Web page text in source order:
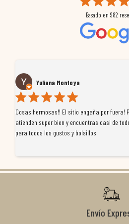
Basado en 982
Yuliana Montoya
Cosas hermosas!! El sitio engaña por fuera!
atienden super bien y encuentras casi de
para todos los gustos y bolsillos
Envío